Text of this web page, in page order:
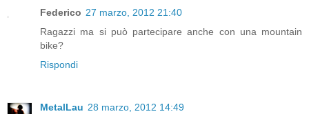
Federico 27 marzo, 2012 21:40
Ragazzi ma si può partecipare anche con una mountain
bike?
Rispondi
MetalLau 28 marzo, 2012 14:49